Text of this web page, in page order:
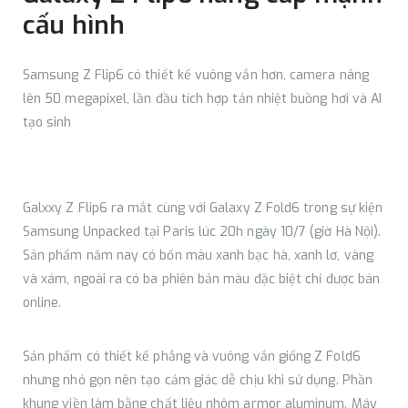
cấu hình
Samsung Z Flip6 có thiết kế vuông vắn hơn, camera nâng
lên 50 megapixel, lần đầu tích hợp tản nhiệt buồng hơi và AI
tạo sinh
Galxxy Z Flip6 ra mắt cùng với Galaxy Z Fold6 trong sự kiện
Samsung Unpacked tại Paris lúc 20h ngày 10/7 (giờ Hà Nội).
Sản phẩm năm nay có bốn màu xanh bạc hà, xanh lơ, vàng
và xám, ngoài ra có ba phiên bản màu đặc biệt chỉ được bán
online.
Sản phẩm có thiết kế phẳng và vuông vắn giống Z Fold6
nhưng nhỏ gọn nên tạo cảm giác dễ chịu khi sử dụng. Phần
khung viền làm bằng chất liệu nhôm armor aluminum. Máy